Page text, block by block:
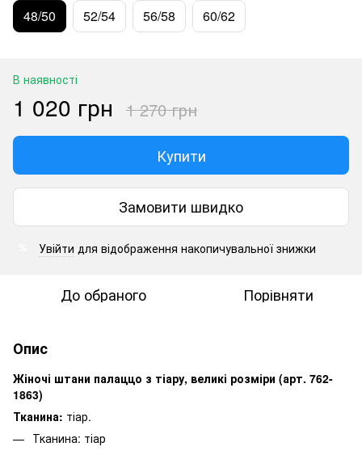
48/50 52/54 56/58 60/62
В наявності
1 020 грн 1 270 грн
Купити
Замовити швидко
Увійти для відображення накопичувальної знижки
До обраного Порівняти
Опис
Жіночі штани палаццо з тіару, великі розміри (арт. 762-
1863)
Тканина: тіар.
Тканина: тіар